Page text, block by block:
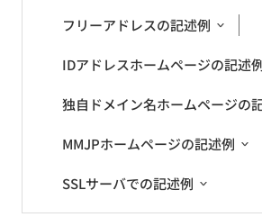
フリーアドレスの記述例
IDアドレスホームページの記述
独自ドメイン名ホームページの
MMJPホームページの記述例
SSLサーバでの記述例